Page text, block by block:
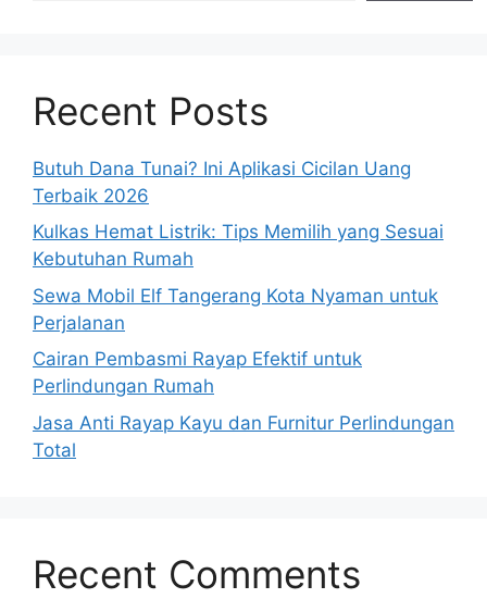
Recent Posts
Butuh Dana Tunai? Ini Aplikasi Cicilan Uang
Terbaik 2026
Kulkas Hemat Listrik: Tips Memilih yang Sesuai
Kebutuhan Rumah
Sewa Mobil Elf Tangerang Kota Nyaman untuk
Perjalanan
Cairan Pembasmi Rayap Efektif untuk
Perlindungan Rumah
Jasa Anti Rayap Kayu dan Furnitur Perlindungan
Total
Recent Comments